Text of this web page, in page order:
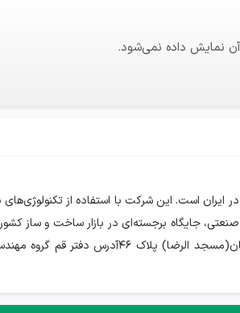
نمایش داده نمی‌شود.
در سال ۱۳۹۴، از پیشروان صنعت ساخت و ساز در ایران است. این شرکت با
جایگاه برجسته‌ای در بازار ساخت و ساز
کسب کرده است.آدرس دفتر تهران گروه مهندسین سام;تهران ، خیابان فرمانیه،